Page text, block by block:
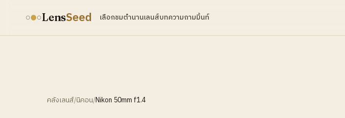
LensSeed เลือกชมตำนานเลนส์บทความถามมิ้นท์
คลังเลนส์/นิคอน/Nikon 50mm f1.4